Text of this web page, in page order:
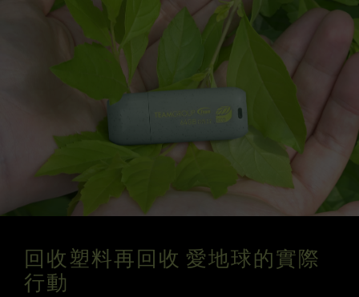
回收塑料再回收 愛地球的實際
行動